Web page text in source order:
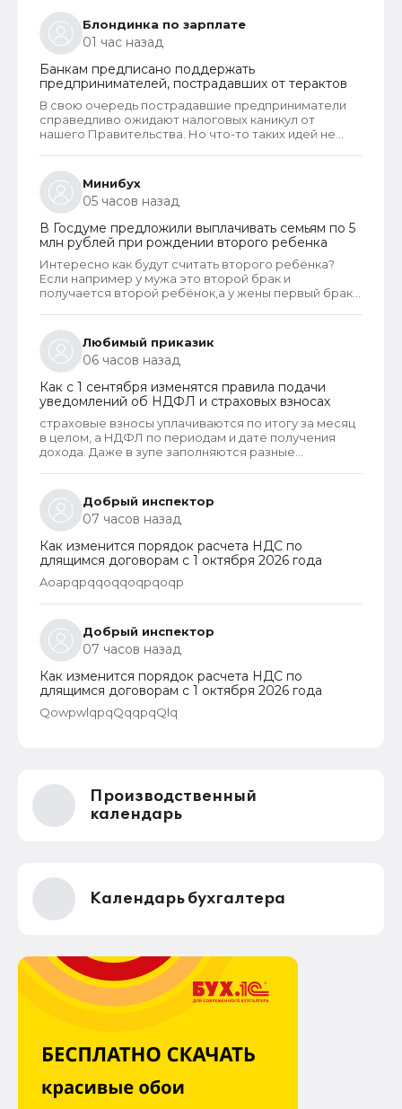
Блондинка по зарплате
01 час назад
Банкам предписано поддержать
предпринимателей, пострадавших от терактов
В свою очередь пострадавшие предприниматели
справедливо ожидают налоговых каникул от
нашего Правительства. Но что-то таких идей не
Минибух
05 часов назад
В Госдуме предложили выплачивать семьям по 5
млн рублей при рождении второго ребенка
Интересно как будут считать второго ребёнка?
Если например у мужа это второй брак и
получается второй ребёнок,а у жены первый брак и
Любимый приказик
06 часов назад
Как с 1 сентября изменятся правила подачи
уведомлений об НДФЛ и страховых взносах
страховые взносы уплачиваются по итогу за месяц
в целом, а НДФЛ по периодам и дате получения
дохода. Даже в зупе заполняются разные
РСВ не будут, а уведомления по страховым не
имеют к НДФЛ никакого отношения
Добрый инспектор
07 часов назад
Как изменится порядок расчета НДС по
длящимся договорам с 1 октября 2026 года
Aoapqpqqoqqoqpqoqp
Добрый инспектор
07 часов назад
Как изменится порядок расчета НДС по
длящимся договорам с 1 октября 2026 года
QowpwlqpqQqqpqQlq
Производственный
календарь
Календарь бухгалтера